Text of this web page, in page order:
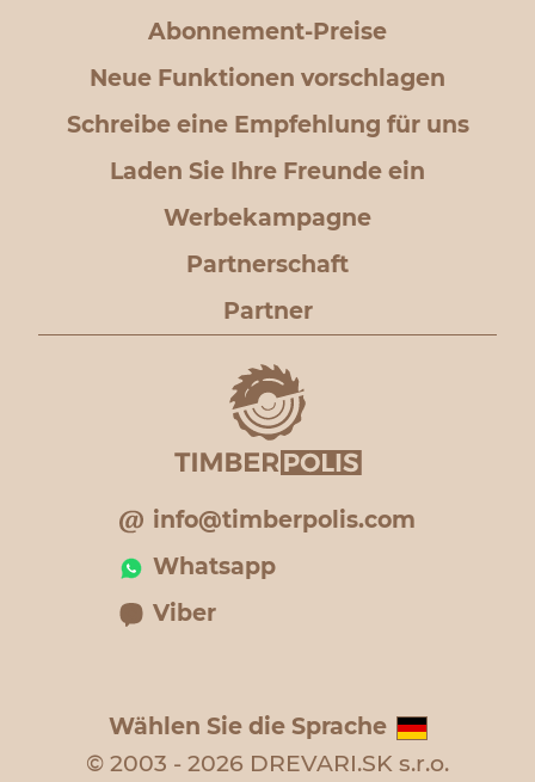
Abonnement-Preise
Neue Funktionen vorschlagen
Schreibe eine Empfehlung für uns
Laden Sie Ihre Freunde ein
Werbekampagne
Partnerschaft
Partner
info@timberpolis.com
Whatsapp
Viber
Wählen Sie die Sprache
© 2003 - 2026 DREVARI.SK s.r.o.